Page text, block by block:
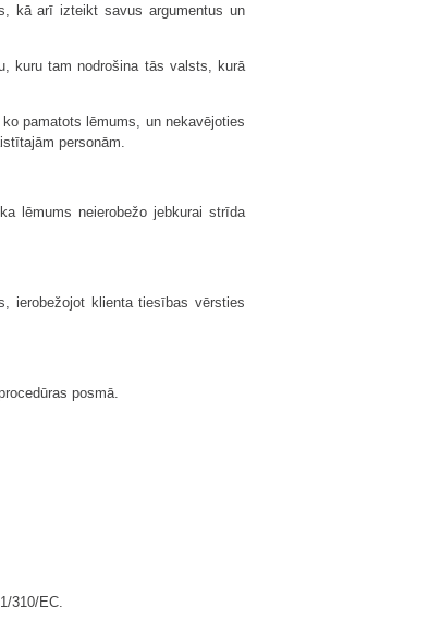
kā arī izteikt savus argumentus un
kuru tam nodrošina tās valsts, kurā
pamatots lēmums, un nekavējoties
personām.
lēmums neierobežo jebkurai strīda
ierobežojot klienta tiesības vērsties
posmā.
310/EC.